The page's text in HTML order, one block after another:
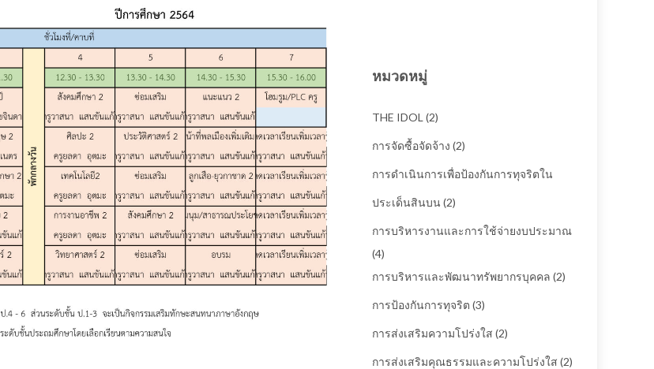
หมวดหมู่
THE IDOL (2)
การจัดซื้อจัดจ้าง (2)
การดำเนินการเพื่อป้องกันการทุจริตใน
ประเด็นสินบน (2)
การบริหารงานและการใช้จ่ายงบประมาณ
(4)
การบริหารและพัฒนาทรัพยากรบุคคล (2)
การป้องกันการทุจริต (3)
การส่งเสริมความโปร่งใส (2)
การส่งเสริมคุณธรรมและความโปร่งใส (2)